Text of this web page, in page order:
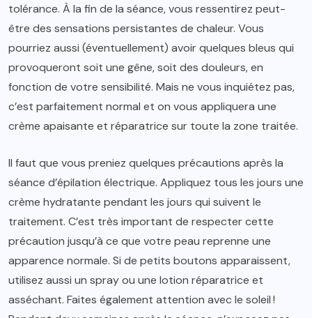
tolérance. À la fin de la séance, vous ressentirez peut-
être des sensations persistantes de chaleur. Vous
pourriez aussi (éventuellement) avoir quelques bleus qui
provoqueront soit une gêne, soit des douleurs, en
fonction de votre sensibilité. Mais ne vous inquiétez pas,
c’est parfaitement normal et on vous appliquera une
crème apaisante et réparatrice sur toute la zone traitée.
Il faut que vous preniez quelques précautions après la
séance d’épilation électrique. Appliquez tous les jours une
crème hydratante pendant les jours qui suivent le
traitement. C’est très important de respecter cette
précaution jusqu’à ce que votre peau reprenne une
apparence normale. Si de petits boutons apparaissent,
utilisez aussi un spray ou une lotion réparatrice et
asséchant. Faites également attention avec le soleil !